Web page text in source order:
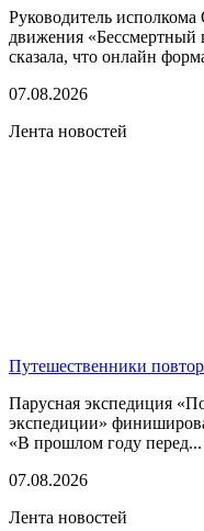
Руководитель
движения «Бессмертный
сказала, что онлайн
07.08.2026
Лента новостей
Путешественники
Парусная экспедиция
экспедиции»
«В прошлом году перед...
07.08.2026
Лента новостей